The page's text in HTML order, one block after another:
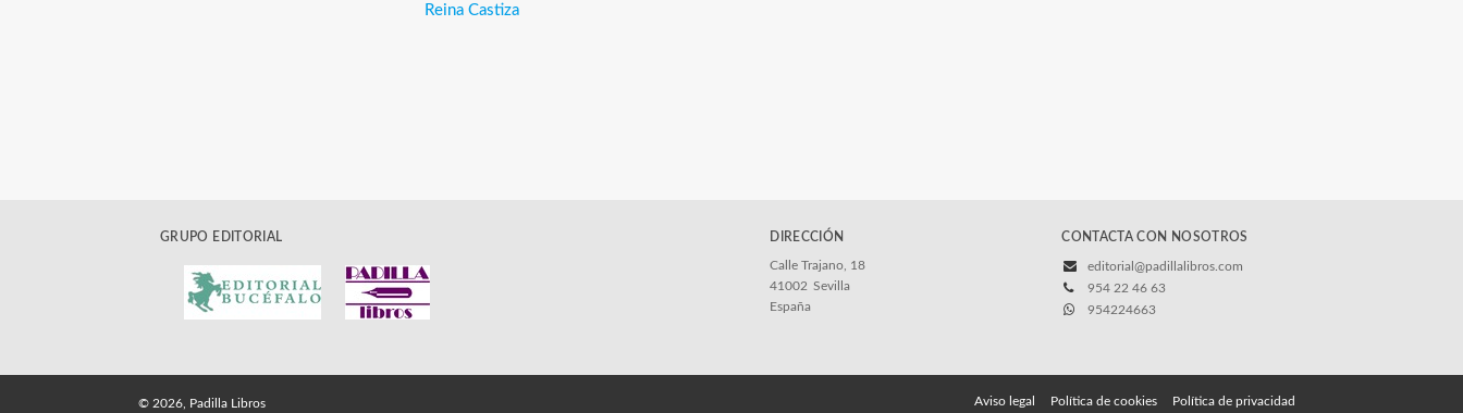
Reina Castiza
GRUPO EDITORIAL DIRECCIÓN
Calle Trajano, 18
41002 Sevilla
España
CONTACTA CON NOSOTROS
editorial@padillalibros.com
954 22 46 63
954224663
© 2026, Padilla Libros Aviso legal Política de cookies Política de privacidad